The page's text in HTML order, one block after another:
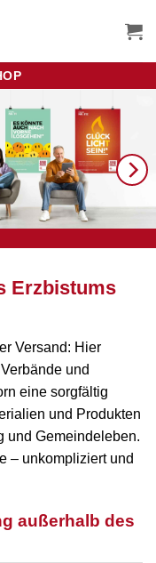
Erzbistums
Versand: Hier
und
eine sorgfältig
und Produkten
und Gemeindeleben.
– unkompliziert und
außerhalb des